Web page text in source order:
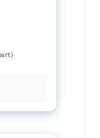
–
aus
man den